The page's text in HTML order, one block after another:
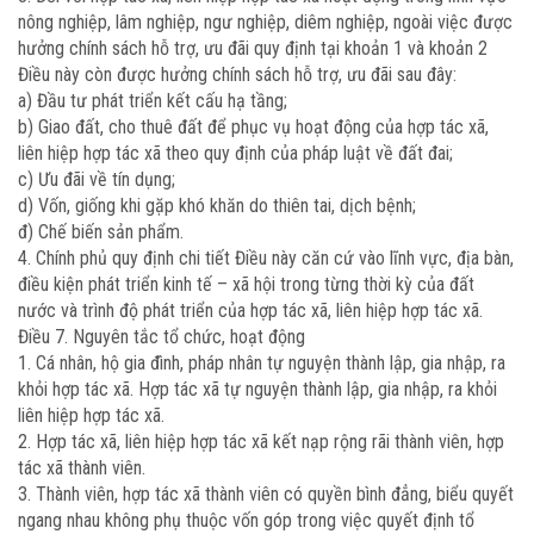
nông nghiệp, lâm nghiệp, ngư nghiệp, diêm nghiệp, ngoài việc được
hưởng chính sách hỗ trợ, ưu đãi quy định tại khoản 1 và khoản 2
Điều này còn được hưởng chính sách hỗ trợ, ưu đãi sau đây:
a) Đầu tư phát triển kết cấu hạ tầng;
b) Giao đất, cho thuê đất để phục vụ hoạt động của hợp tác xã,
liên hiệp hợp tác xã theo quy định của pháp luật về đất đai;
c) Ưu đãi về tín dụng;
d) Vốn, giống khi gặp khó khăn do thiên tai, dịch bệnh;
đ) Chế biến sản phẩm.
4. Chính phủ quy định chi tiết Điều này căn cứ vào lĩnh vực, địa bàn,
điều kiện phát triển kinh tế – xã hội trong từng thời kỳ của đất
nước và trình độ phát triển của hợp tác xã, liên hiệp hợp tác xã.
Điều 7. Nguyên tắc tổ chức, hoạt động
1. Cá nhân, hộ gia đình, pháp nhân tự nguyện thành lập, gia nhập, ra
khỏi hợp tác xã. Hợp tác xã tự nguyện thành lập, gia nhập, ra khỏi
liên hiệp hợp tác xã.
2. Hợp tác xã, liên hiệp hợp tác xã kết nạp rộng rãi thành viên, hợp
tác xã thành viên.
3. Thành viên, hợp tác xã thành viên có quyền bình đẳng, biểu quyết
ngang nhau không phụ thuộc vốn góp trong việc quyết định tổ